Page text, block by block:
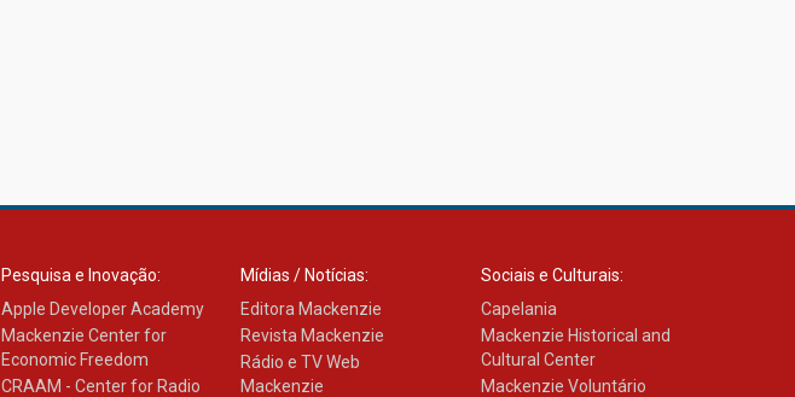
Pesquisa e Inovação:
Apple Developer Academy
Mackenzie Center for
Economic Freedom
CRAAM - Center for Radio
Mídias / Notícias:
Editora Mackenzie
Revista Mackenzie
Rádio e TV Web
Mackenzie
Sociais e Culturais:
Capelania
Mackenzie Historical and
Cultural Center
Mackenzie Voluntário